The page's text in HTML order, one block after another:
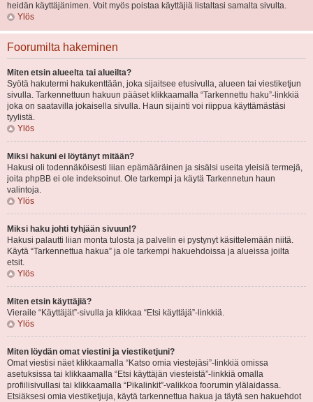
heidän käyttäjänimen. Voit myös poistaa käyttäjiä listaltasi samalta sivulta.
Ylös
Foorumilta hakeminen
Miten etsin alueelta tai alueilta?
Syötä hakutermi hakukenttään, joka sijaitsee etusivulla, alueen tai viestiketjun
sivulla. Tarkennettuun hakuun pääset klikkaamalla “Tarkennettu haku”-linkkiä
joka on saatavilla jokaisella sivulla. Haun sijainti voi riippua käyttämästäsi
tyylistä.
Ylös
Miksi hakuni ei löytänyt mitään?
Hakusi oli todennäköisesti liian epämääräinen ja sisälsi useita yleisiä termejä,
joita phpBB ei ole indeksoinut. Ole tarkempi ja käytä Tarkennetun haun
valintoja.
Ylös
Miksi haku johti tyhjään sivuun!?
Hakusi palautti liian monta tulosta ja palvelin ei pystynyt käsittelemään niitä.
Käytä “Tarkennettua hakua” ja ole tarkempi hakuehdoissa ja alueissa joilta
etsit.
Ylös
Miten etsin käyttäjiä?
Vieraile “Käyttäjät”-sivulla ja klikkaa “Etsi käyttäjä”-linkkiä.
Ylös
Miten löydän omat viestini ja viestiketjuni?
Omat viestisi näet klikkaamalla “Katso omia viestejäsi”-linkkiä omissa
asetuksissa tai klikkaamalla “Etsi käyttäjän viesteistä”-linkkiä omalla
profiilisivullasi tai klikkaamalla “Pikalinkit”-valikkoa foorumin ylälaidassa.
Etsiäksesi omia viestiketjuja, käytä tarkennettua hakua ja täytä sen hakuehdot